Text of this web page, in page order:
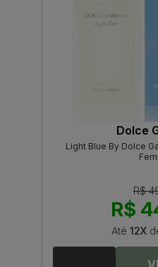
Dolce
Light Blue By Dolce
R$
R$
Até 12X